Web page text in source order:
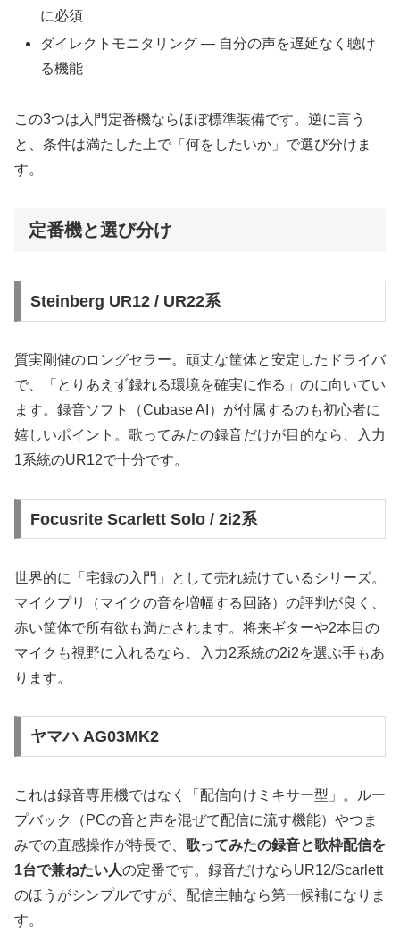
に必須
ダイレクトモニタリング — 自分の声を遅延なく聴け
る機能
この3つは入門定番機ならほぼ標準装備です。逆に言う
と、条件は満たした上で「何をしたいか」で選び分けま
す。
定番機と選び分け
Steinberg UR12 / UR22系
質実剛健のロングセラー。頑丈な筐体と安定したドライバ
で、「とりあえず録れる環境を確実に作る」のに向いてい
ます。録音ソフト（Cubase AI）が付属するのも初心者に
嬉しいポイント。歌ってみたの録音だけが目的なら、入力
1系統のUR12で十分です。
Focusrite Scarlett Solo / 2i2系
世界的に「宅録の入門」として売れ続けているシリーズ。
マイクプリ（マイクの音を増幅する回路）の評判が良く、
赤い筐体で所有欲も満たされます。将来ギターや2本目の
マイクも視野に入れるなら、入力2系統の2i2を選ぶ手もあ
ります。
ヤマハ AG03MK2
これは録音専用機ではなく「配信向けミキサー型」。ルー
プバック（PCの音と声を混ぜて配信に流す機能）やつま
みでの直感操作が特長で、 歌ってみたの録音と歌枠配信を
1台で兼ねたい人の定番です。録音だけならUR12/Scarlett
のほうがシンプルですが、配信主軸なら第一候補になりま
す。